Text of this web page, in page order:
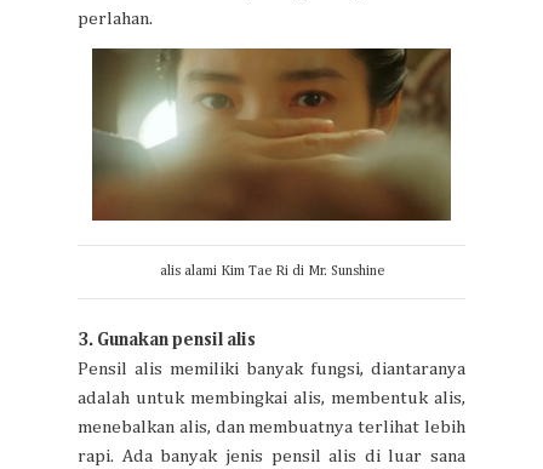
perlahan.
alis alami Kim Tae Ri di Mr. Sunshine
3. Gunakan pensil alis
Pensil alis memiliki banyak fungsi, diantaranya
adalah untuk membingkai alis, membentuk alis,
menebalkan alis, dan membuatnya terlihat lebih
rapi. Ada banyak jenis pensil alis di luar sana